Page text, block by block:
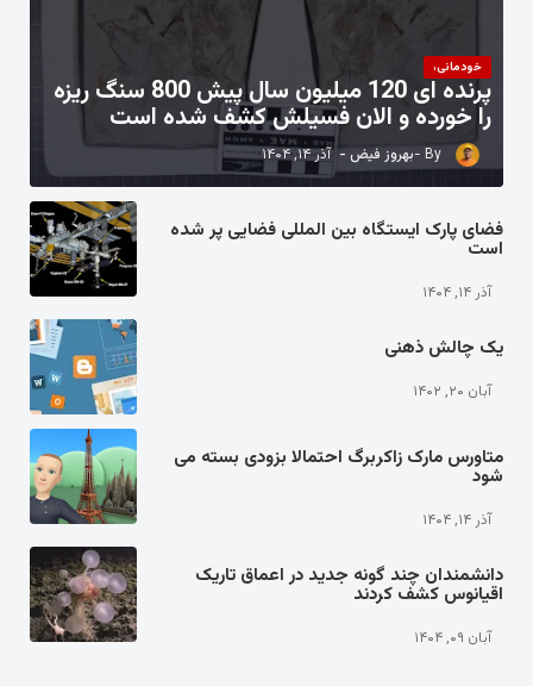
خودمانی،
پرنده ای 120 میلیون سال پیش 800 سنگ ریزه
را خورده و الان فسیلش کشف شده است
بهروز فیض آذر ۱۴, ۱۴۰۴
فضای پارک ایستگاه بین المللی فضایی پر شده
است
آذر ۱۴, ۱۴۰۴
یک چالش ذهنی
آبان ۲۰, ۱۴۰۲
متاورس مارک زاکربرگ احتمالا بزودی بسته می
شود
آذر ۱۴, ۱۴۰۴
دانشمندان چند گونه جدید در اعماق تاریک
اقیانوس کشف کردند
آبان ۰۹, ۱۴۰۴